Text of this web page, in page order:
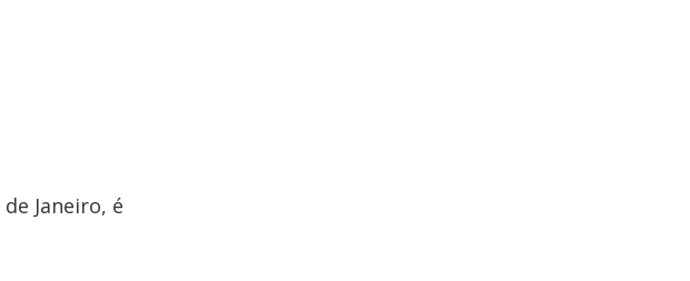
Janeiro, é